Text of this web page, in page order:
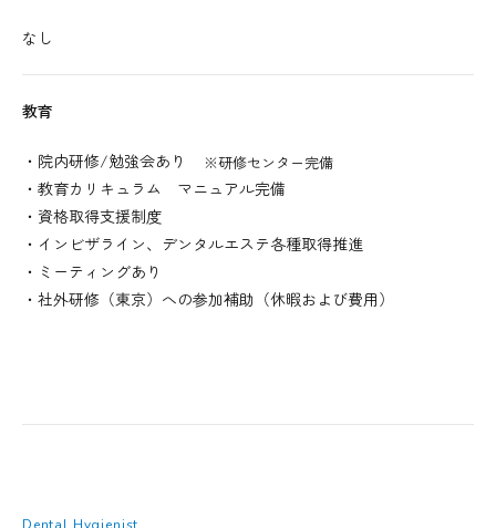
なし
教育
・院内研修/勉強会あり ※研修センター完備
・教育カリキュラム マニュアル完備
・資格取得支援制度
・インビザライン、デンタルエステ各種取得推進
・ミーティングあり
・社外研修（東京）への参加補助（休暇および費用）
Dental Hygienist